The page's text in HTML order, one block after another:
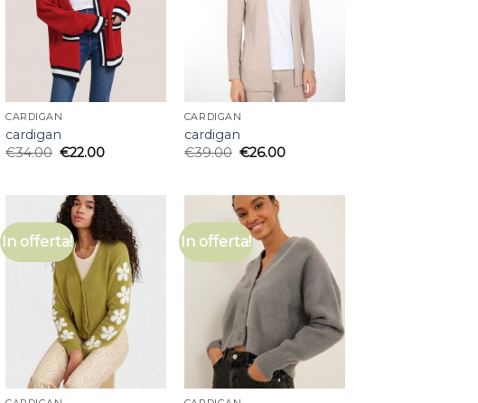
CARDIGAN
cardigan
€34.00 €22.00
CARDIGAN
cardigan
€39.00 €26.00
In offerta! In offerta!